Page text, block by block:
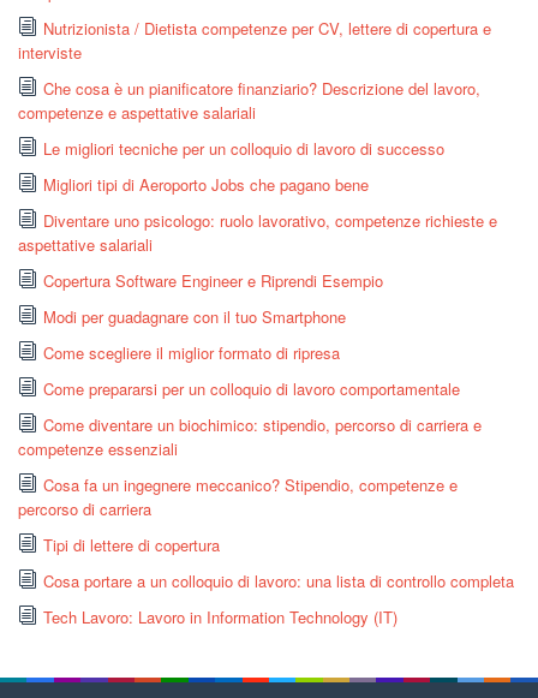
Nutrizionista / Dietista competenze per CV, lettere di copertura e
interviste
Che cosa è un pianificatore finanziario? Descrizione del lavoro,
competenze e aspettative salariali
Le migliori tecniche per un colloquio di lavoro di successo
Migliori tipi di Aeroporto Jobs che pagano bene
Diventare uno psicologo: ruolo lavorativo, competenze richieste e
aspettative salariali
Copertura Software Engineer e Riprendi Esempio
Modi per guadagnare con il tuo Smartphone
Come scegliere il miglior formato di ripresa
Come prepararsi per un colloquio di lavoro comportamentale
Come diventare un biochimico: stipendio, percorso di carriera e
competenze essenziali
Cosa fa un ingegnere meccanico? Stipendio, competenze e
percorso di carriera
Tipi di lettere di copertura
Cosa portare a un colloquio di lavoro: una lista di controllo completa
Tech Lavoro: Lavoro in Information Technology (IT)